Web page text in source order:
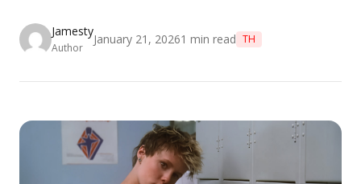
Jamesty
Author
January 21, 20261 min read TH